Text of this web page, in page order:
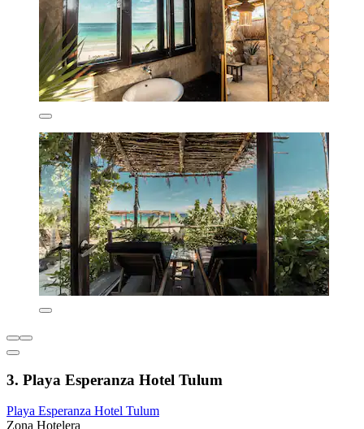
3. Playa Esperanza Hotel Tulum
Playa Esperanza Hotel Tulum
Zona Hotelera